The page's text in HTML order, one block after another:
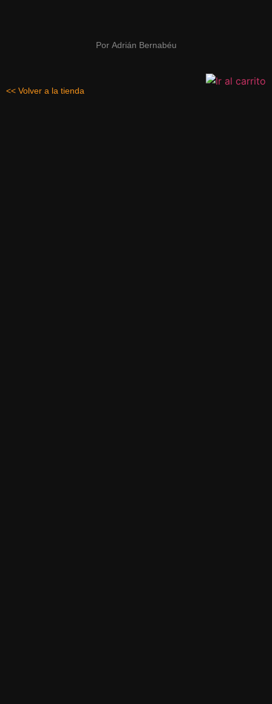
Por Adrián Bernabéu
<< Volver a la tienda